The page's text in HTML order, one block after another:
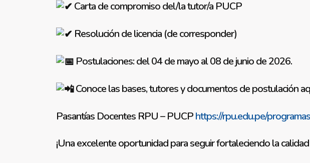
Carta de compromiso del/la tutor/a PUCP
Resolución de licencia (de corresponder)
Postulaciones: del 04 de mayo al 08 de junio de 2026.
Conoce las bases, tutores y documentos de postulación
Pasantías Docentes RPU – PUCPhttps://rpu.edu.pe/
¡Una excelente oportunidad para seguir fortaleciendo la